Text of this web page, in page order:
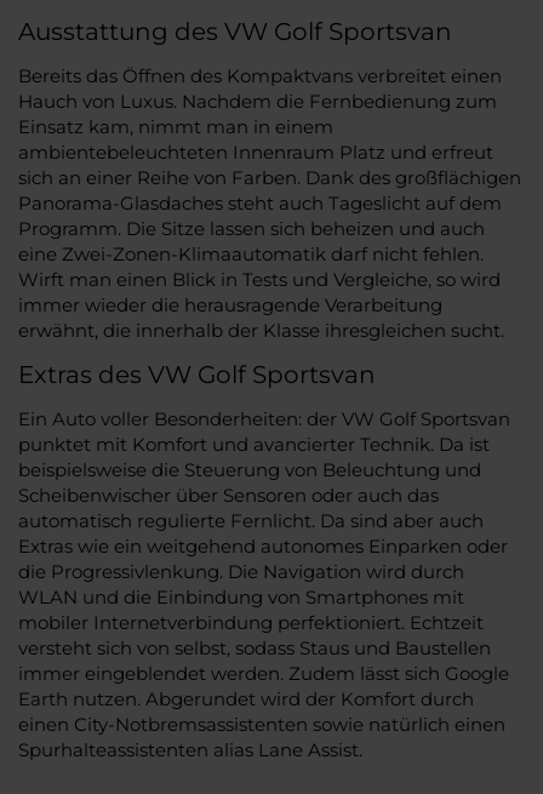
Ausstattung des VW Golf Sportsvan
Bereits das Öffnen des Kompaktvans verbreitet einen
Hauch von Luxus. Nachdem die Fernbedienung zum
Einsatz kam, nimmt man in einem
ambientebeleuchteten Innenraum Platz und erfreut
sich an einer Reihe von Farben. Dank des großflächigen
Panorama-Glasdaches steht auch Tageslicht auf dem
Programm. Die Sitze lassen sich beheizen und auch
eine Zwei-Zonen-Klimaautomatik darf nicht fehlen.
Wirft man einen Blick in Tests und Vergleiche, so wird
immer wieder die herausragende Verarbeitung
erwähnt, die innerhalb der Klasse ihresgleichen sucht.
Extras des VW Golf Sportsvan
Ein Auto voller Besonderheiten: der VW Golf Sportsvan
punktet mit Komfort und avancierter Technik. Da ist
beispielsweise die Steuerung von Beleuchtung und
Scheibenwischer über Sensoren oder auch das
automatisch regulierte Fernlicht. Da sind aber auch
Extras wie ein weitgehend autonomes Einparken oder
die Progressivlenkung. Die Navigation wird durch
WLAN und die Einbindung von Smartphones mit
mobiler Internetverbindung perfektioniert. Echtzeit
versteht sich von selbst, sodass Staus und Baustellen
immer eingeblendet werden. Zudem lässt sich Google
Earth nutzen. Abgerundet wird der Komfort durch
einen City-Notbremsassistenten sowie natürlich einen
Spurhalteassistenten alias Lane Assist.